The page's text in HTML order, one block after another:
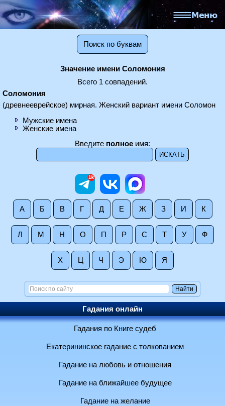
Поиск по буквам
Значение имени Соломония
Всего 1 совпадений.
Соломония
(древнееврейское) мирная. Женский вариант имени Соломон
Мужские имена
Женские имена
Введите полное имя:
А Б В Г Д Е Ж З И К
Л М Н О П Р С Т У Ф
Х Ц Ч Э Ю Я
Гадания онлайн
Гадания по Книге судеб
Екатерининское гадание с толкованием
Гадание на любовь и отношения
Гадание на ближайшее будущее
Гадание на желание